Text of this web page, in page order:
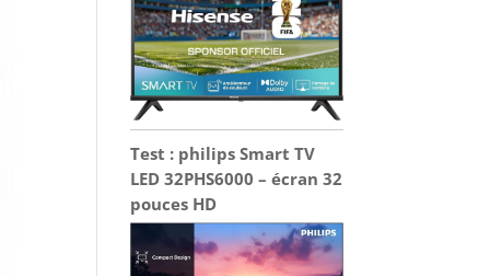
Test : philips Smart TV
LED 32PHS6000 – écran 32
pouces HD